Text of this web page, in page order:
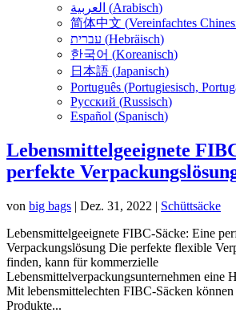
العربية (Arabisch)
简体中文 (Vereinfachtes
עברית (Hebräisch)
한국어 (Koreanisch)
日本語 (Japanisch)
Português (Portugiesisch,
Русский (Russisch)
Español (Spanisch)
Lebensmittelgeeignete
perfekte
von big bags | Dez. 31, 2022 | Schüttsäcke
Lebensmittelgeeignete FIBC-Säcke: Eine
Verpackungslösung Die perfekte flexible
finden, kann für kommerzielle
Lebensmittelverpackungsunternehmen eine
Mit lebensmittelechten FIBC-Säcken
Produkte...